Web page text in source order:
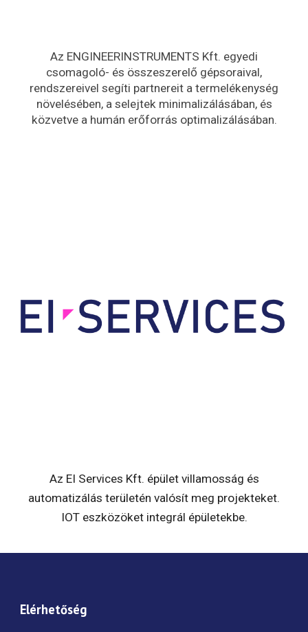
Az ENGINEERINSTRUMENTS Kft. egyedi
csomagoló- és összeszerelő gépsoraival,
rendszereivel segíti partnereit a termelékenység
növelésében, a selejtek minimalizálásában, és
közvetve a humán erőforrás optimalizálásában.
Az EI Services Kft. épület villamosság és
automatizálás területén valósít meg projekteket.
IOT eszközöket integrál épületekbe.
Elérhetőség